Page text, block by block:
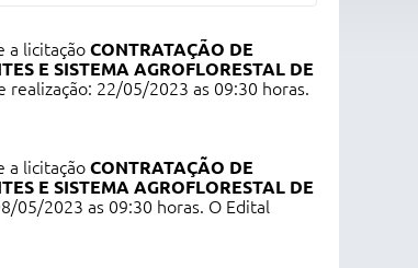
a licitação CONTRATAÇÃO DE
E SISTEMA AGROFLORESTAL DE
realização: 22/05/2023 as 09:30 horas.
a licitação CONTRATAÇÃO DE
E SISTEMA AGROFLORESTAL DE
05/2023 as 09:30 horas. O Edital